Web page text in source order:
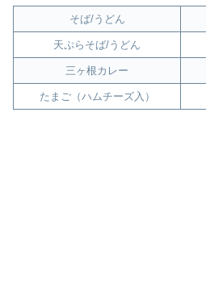
そば/うどん
天ぷらそば/うどん
三ヶ根カレー
たまご（ハムチーズ入）